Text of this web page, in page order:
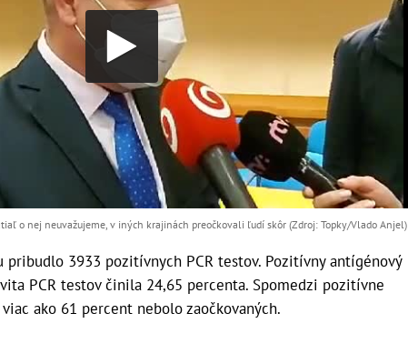
o nej neuvažujeme, v iných krajinách preočkovali ľudí skôr (Zdroj: Topky/Vlado Anjel)
pribudlo 3933 pozitívnych PCR testov. Pozitívny antígénový
PCR testov činila 24,65 percenta. Spomedzi pozitívne
ako 61 percent nebolo zaočkovaných.